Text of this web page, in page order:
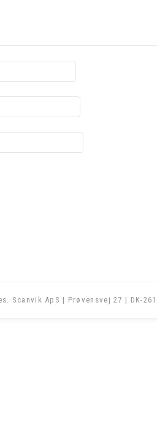
Scanvik ApS | Prøvensvej 27 | DK-